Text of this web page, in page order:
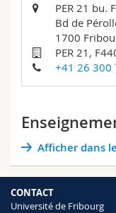
Sciences de
Sciences et
Chercheurs
Collaborateurs
Bibliothèques
Webmail
PER 21 bu.
Bd de
1700
PER 21,
+41 26 300
Afficher dans
CONTACT
Université de Fribourg